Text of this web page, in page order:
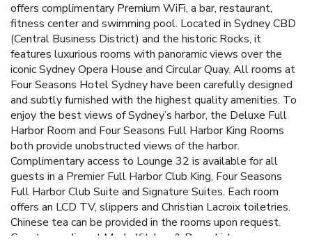
offers complimentary Premium WiFi, a bar, restaurant,
fitness center and swimming pool. Located in Sydney CBD
(Central Business District) and the historic Rocks, it
features luxurious rooms with panoramic views over the
iconic Sydney Opera House and Circular Quay. All rooms at
Four Seasons Hotel Sydney have been carefully designed
and subtly furnished with the highest quality amenities. To
enjoy the best views of Sydney’s harbor, the Deluxe Full
Harbor Room and Four Seasons Full Harbor King Rooms
both provide unobstructed views of the harbor.
Complimentary access to Lounge 32 is available for all
guests in a Premier Full Harbor Club King, Four Seasons
Full Harbor Club Suite and Signature Suites. Each room
offers an LCD TV, slippers and Christian Lacroix toiletries.
Chinese tea can be provided in the rooms upon request.
Guests can dine at Mode Kitchen & Bar, which serves